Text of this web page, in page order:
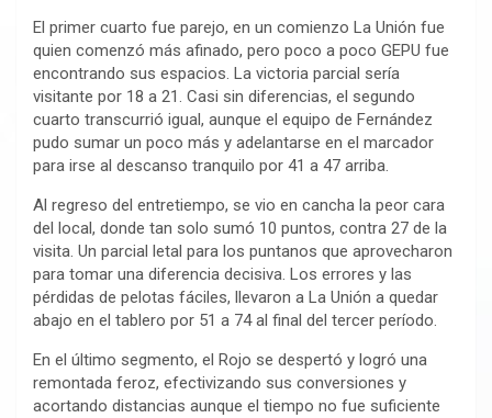
El primer cuarto fue parejo, en un comienzo La Unión fue
quien comenzó más afinado, pero poco a poco GEPU fue
encontrando sus espacios. La victoria parcial sería
visitante por 18 a 21. Casi sin diferencias, el segundo
cuarto transcurrió igual, aunque el equipo de Fernández
pudo sumar un poco más y adelantarse en el marcador
para irse al descanso tranquilo por 41 a 47 arriba.
Al regreso del entretiempo, se vio en cancha la peor cara
del local, donde tan solo sumó 10 puntos, contra 27 de la
visita. Un parcial letal para los puntanos que aprovecharon
para tomar una diferencia decisiva. Los errores y las
pérdidas de pelotas fáciles, llevaron a La Unión a quedar
abajo en el tablero por 51 a 74 al final del tercer período.
En el último segmento, el Rojo se despertó y logró una
remontada feroz, efectivizando sus conversiones y
acortando distancias aunque el tiempo no fue suficiente